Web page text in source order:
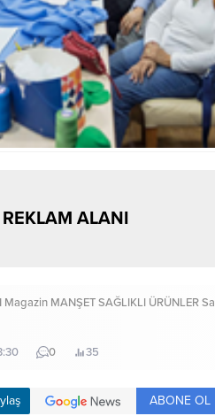
REKLAM ALANI
Magazin MANŞETSAĞLIKLI ÜRÜNLER
0 35
ABONE OL